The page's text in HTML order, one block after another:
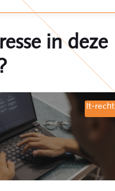
in deze
it-recht